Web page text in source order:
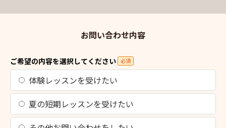
お問い合わせ内容
ご希望の内容を選択してください 必須
体験レッスンを受けたい
夏の短期レッスンを受けたい